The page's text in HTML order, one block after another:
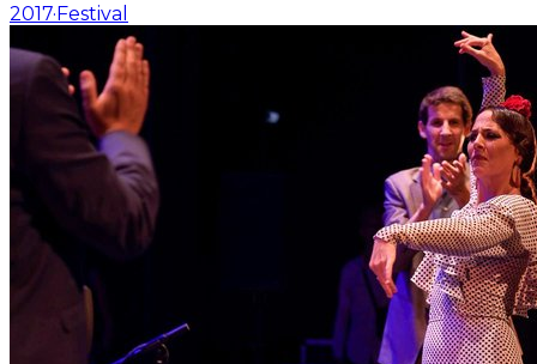
2017·Festival